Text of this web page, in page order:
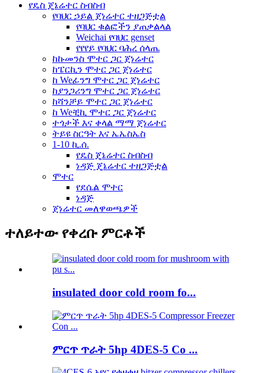
የዴስ ጄኔሬተር ስብስብ
የባህር ኃይል ጀነሬተር ተዘጋጅቷል
የባህር ቁልፎችን ያጠቃልላል
Weichai የባህር genset
የየየይ የባህር ባሕረ ሰላጤ
ከኩመንስ ሞተር ጋር ጀነሬተር
ከፔርኪን ሞተር ጋር ጀነሬተር
ከ Weፊንግ ሞተር ጋር ጀነሬተር
ከያንጋሪንግ ሞተር ጋር ጀነሬተር
ከሻንቻይ ሞተር ጋር ጀነሬተር
ከ Weቺኪ ሞተር ጋር ጀነሬተር
ተጎታች እና ቀላል ማማ ጀነሬተር
ትይዩ ስርዓት እና ኤኤስኤስ
1-10 ኪ.ሰ.
የዴስ ጄኔሬተር ስብስብ
ነዳጅ ጄኔሬተር ተዘጋጅቷል
ሞተር
የደሴል ሞተር
ነዳጅ
ጀነሬተር መለዋወጫዎች
ተለይተው የቀረቡ ምርቶች
insulated door cold room fo...
ምርጥ ጥራት 5hp 4DES-5 Co ...